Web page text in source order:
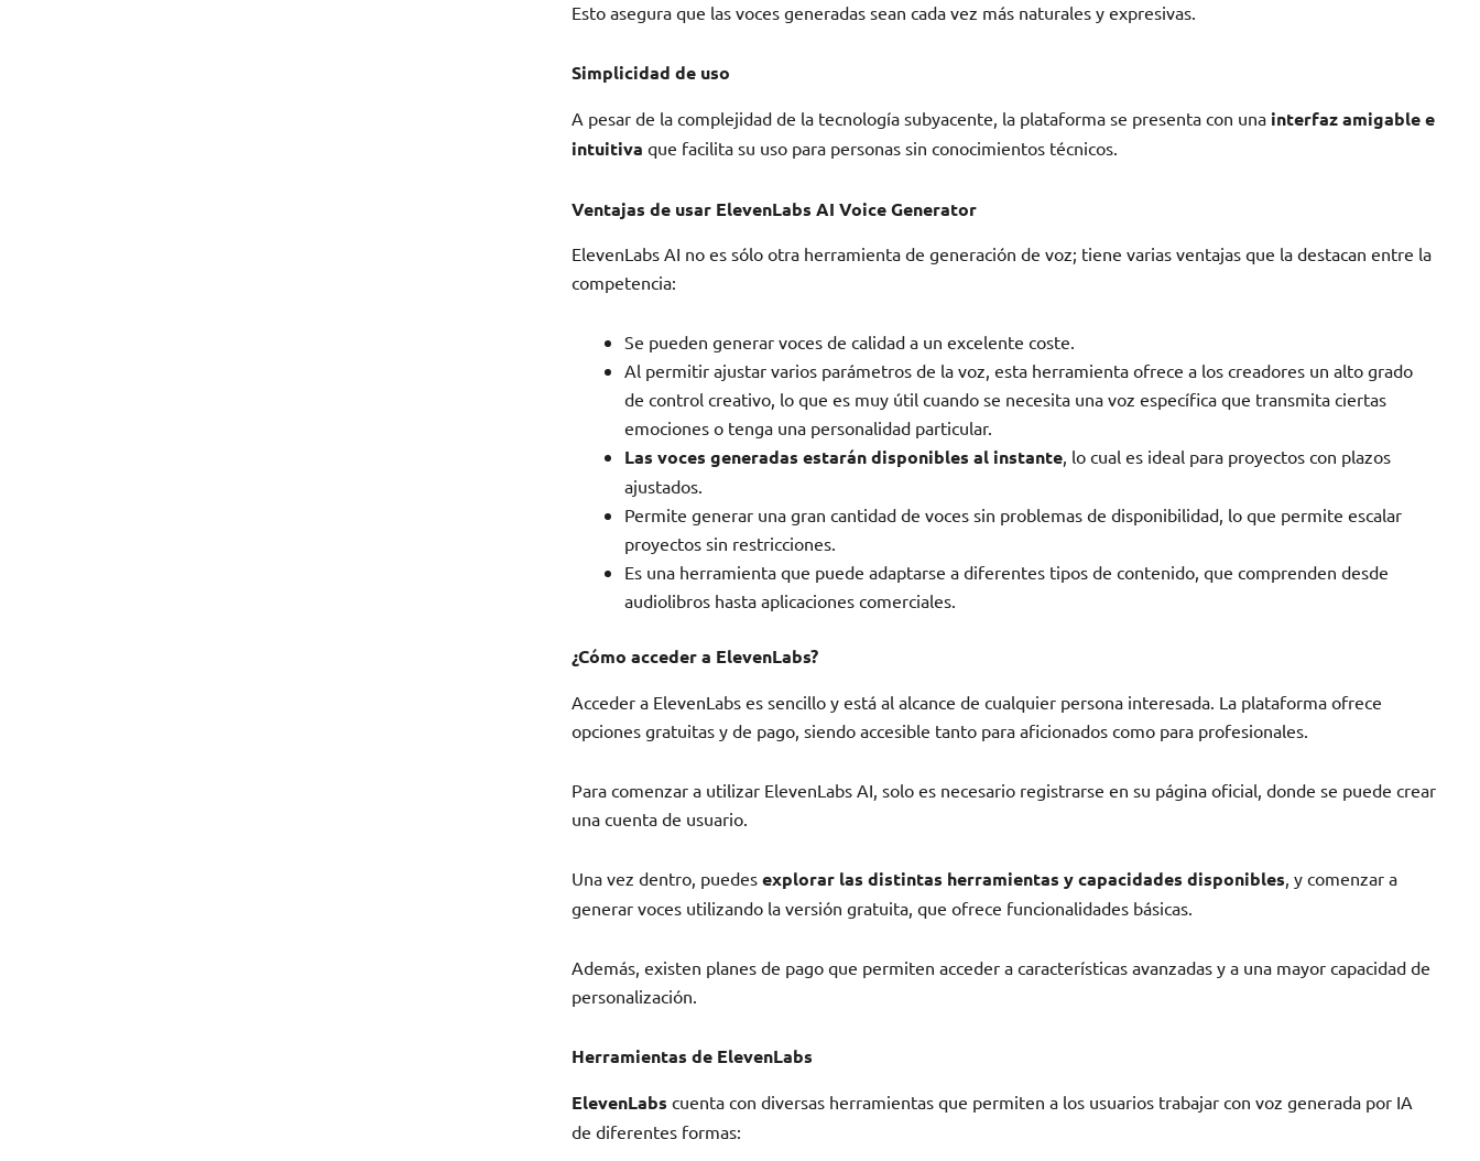
Esto asegura que las voces generadas sean cada vez más naturales y expresivas.
Simplicidad de uso
A pesar de la complejidad de la tecnología subyacente, la plataforma se presenta con una interfaz amigable e
intuitiva que facilita su uso para personas sin conocimientos técnicos.
Ventajas de usar ElevenLabs AI Voice Generator
ElevenLabs AI no es sólo otra herramienta de generación de voz; tiene varias ventajas que la destacan entre la
competencia:
Se pueden generar voces de calidad a un excelente coste.
Al permitir ajustar varios parámetros de la voz, esta herramienta ofrece a los creadores un alto grado
de control creativo, lo que es muy útil cuando se necesita una voz específica que transmita ciertas
emociones o tenga una personalidad particular.
Las voces generadas estarán disponibles al instante, lo cual es ideal para proyectos con plazos
ajustados.
Permite generar una gran cantidad de voces sin problemas de disponibilidad, lo que permite escalar
proyectos sin restricciones.
Es una herramienta que puede adaptarse a diferentes tipos de contenido, que comprenden desde
audiolibros hasta aplicaciones comerciales.
¿Cómo acceder a ElevenLabs?
Acceder a ElevenLabs es sencillo y está al alcance de cualquier persona interesada. La plataforma ofrece
opciones gratuitas y de pago, siendo accesible tanto para aficionados como para profesionales.
Para comenzar a utilizar ElevenLabs AI, solo es necesario registrarse en su página oficial, donde se puede crear
una cuenta de usuario.
Una vez dentro, puedes explorar las distintas herramientas y capacidades disponibles, y comenzar a
generar voces utilizando la versión gratuita, que ofrece funcionalidades básicas.
Además, existen planes de pago que permiten acceder a características avanzadas y a una mayor capacidad de
personalización.
Herramientas de ElevenLabs
ElevenLabs cuenta con diversas herramientas que permiten a los usuarios trabajar con voz generada por IA
de diferentes formas: